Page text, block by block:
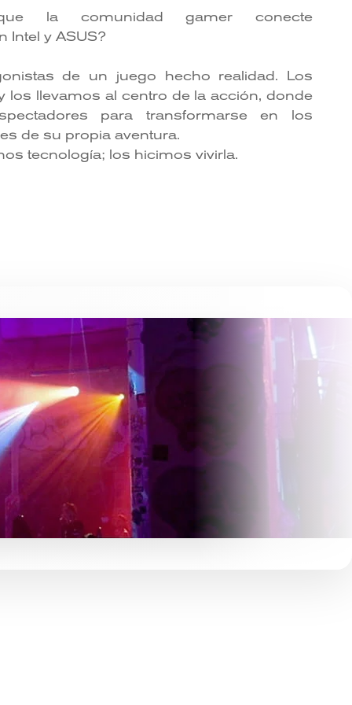
la comunidad gamer conecte
Intel y ASUS?
de un juego hecho realidad. Los
los llevamos al centro de la acción, donde
para transformarse en los
de su propia aventura.
tecnología; los hicimos vivirla.